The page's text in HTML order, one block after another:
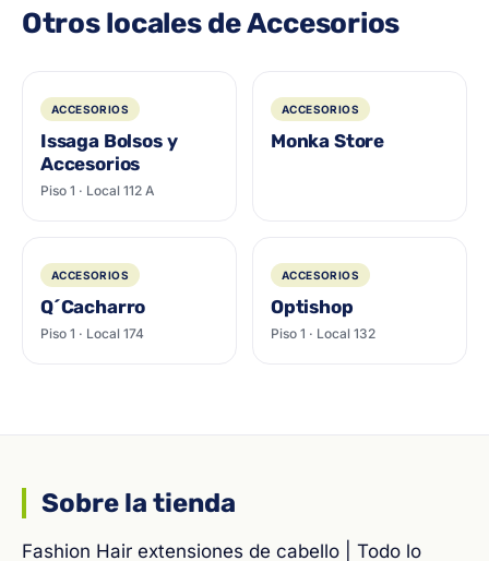
Otros locales de Accesorios
ACCESORIOS
Issaga Bolsos y
Accesorios
Piso 1 · Local 112 A
ACCESORIOS
Monka Store
ACCESORIOS
Q´Cacharro
Piso 1 · Local 174
ACCESORIOS
Optishop
Piso 1 · Local 132
Sobre la tienda
Fashion Hair extensiones de cabello | Todo lo